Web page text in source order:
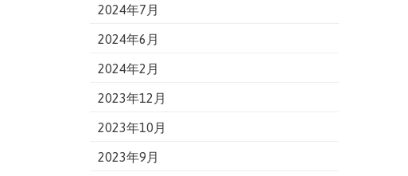
2024年7月
2024年6月
2024年2月
2023年12月
2023年10月
2023年9月